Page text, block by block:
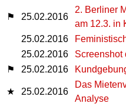
⚑ 25.02.2016
2. Berliner
am 12.3. in
25.02.2016
25.02.2016
Screenshot
⚑ 25.02.2016
★ 25.02.2016
Das
Analyse